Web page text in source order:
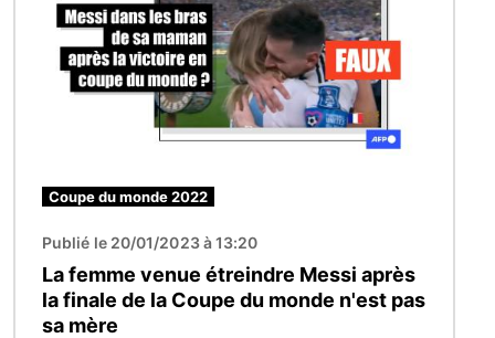
Coupe du monde 2022
Publié le 20/01/2023 à 13:20
La femme venue étreindre Messi après
la finale de la Coupe du monde n'est pas
sa mère